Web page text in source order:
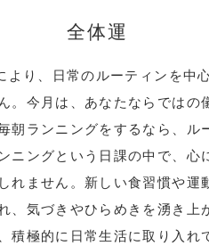
全体運
より、日常のルーティンを中
。今月は、あなたならではの
朝ランニングをするなら、ル
ニングという日課の中で、心
れません。新しい食習慣や運
、気づきやひらめきを湧き上
積極的に日常生活に取り入れ